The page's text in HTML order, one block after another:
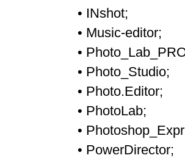
• INshot;
• Music-editor;
•
• Photo_Studio;
• Photo.Editor;
• PhotoLab;
•
• PowerDirector;